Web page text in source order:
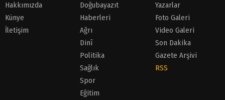
Hakkımızda
Künye
İletişim
Doğubayazıt
Haberleri
Ağrı
Dinî
Politika
Sağlık
Spor
Eğitim
Yazarlar
Foto Galeri
Video Galeri
Son Dakika
Gazete Arşivi
RSS